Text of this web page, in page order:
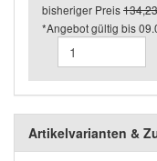
bisheriger Preis
*Angebot gültig bis
Artikelvarianten &